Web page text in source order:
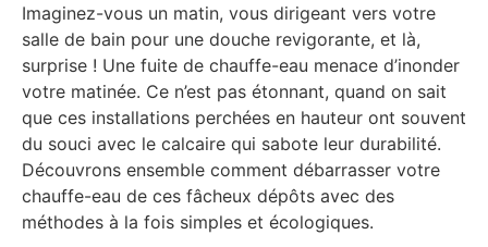
Imaginez-vous un matin, vous dirigeant vers votre
salle de bain pour une douche revigorante, et là,
surprise ! Une fuite de chauffe-eau menace d’inonder
votre matinée. Ce n’est pas étonnant, quand on sait
que ces installations perchées en hauteur ont souvent
du souci avec le calcaire qui sabote leur durabilité.
Découvrons ensemble comment débarrasser votre
chauffe-eau de ces fâcheux dépôts avec des
méthodes à la fois simples et écologiques.